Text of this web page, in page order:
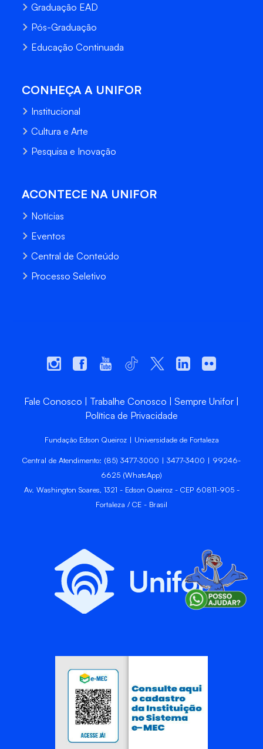
Graduação EAD
Pós-Graduação
Educação Continuada
CONHEÇA A UNIFOR
Institucional
Cultura e Arte
Pesquisa e Inovação
ACONTECE NA UNIFOR
Notícias
Eventos
Central de Conteúdo
Processo Seletivo
Fale Conosco Trabalhe Conosco
Sempre Unifor
Política de Privacidade
Fundação Edson Queiroz | Universidade de Fortaleza
Central de Atendimento: (85) 3477-3000 | 3477-3400 | 99246-
6625 (WhatsApp)
Av. Washington Soares, 1321 - Edson Queiroz - CEP 60811-905 -
Fortaleza / CE - Brasil